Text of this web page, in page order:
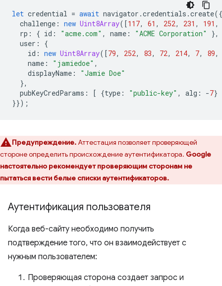
let credential = await navigator .credentials .create({
challenge : new Uint8Array([117, 61 , 252, 231 , 191 ,
rp : { id : "acme.com" , name : "ACME Corporation"
},
user :
{
id : new Uint8Array([79, 252, 83, 72, 214, 7, 89,
name : "jamiedoe" ,
displayName :
"Jamie Doe"
},
pubKeyCredParams : [ {type : "public-key" , alg : -7}
}});
Предупреждение.Аттестация позволяет проверяющей
стороне определить происхождение аутентификатора. Google
настоятельно рекомендует проверяющим сторонам не
пытаться вести белые списки аутентификаторов.
Аутентификация пользователя
Когда веб-сайту необходимо получить
подтверждение того, что он взаимодействует с
нужным пользователем:
Проверяющая сторона создает запрос и